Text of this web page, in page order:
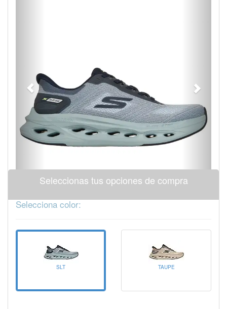
Seleccionas tus opciones de compra
Selecciona color:
SLT TAUPE